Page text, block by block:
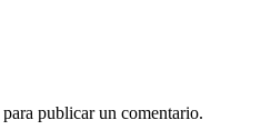
para publicar un comentario.